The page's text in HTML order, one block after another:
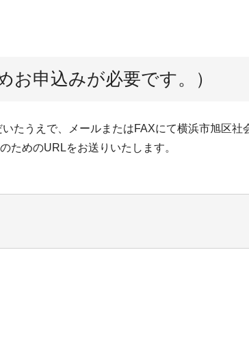
申込みが必要です。）
たうえで、メールまたはFAXにて横浜市旭区社
ためのURLをお送りいたします。